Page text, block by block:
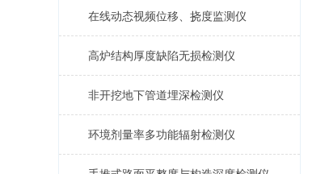
在线动态视频位移、挠度监测仪
高炉结构厚度缺陷无损检测仪
非开挖地下管道埋深检测仪
环境剂量率多功能辐射检测仪